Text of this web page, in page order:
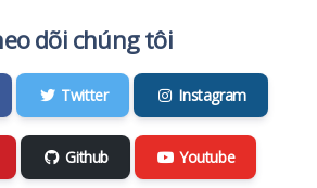
dõi chúng tôi
Twitter Instagram
Github Youtube